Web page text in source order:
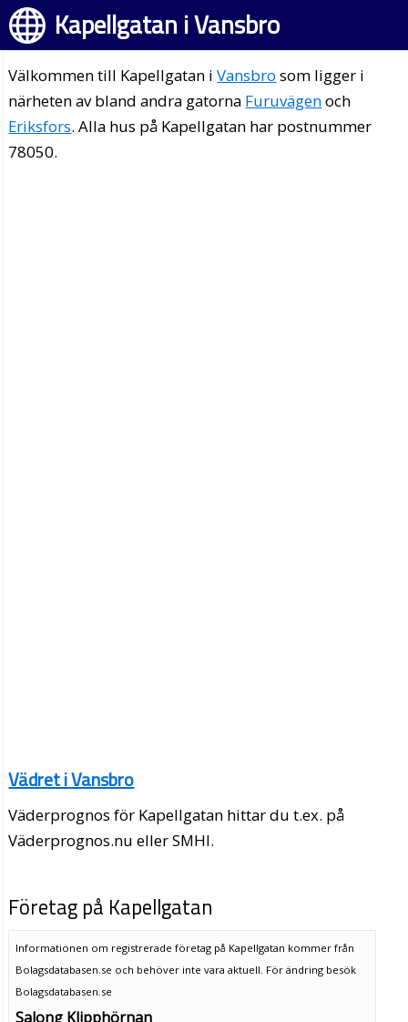
Kapellgatan i Vansbro
Välkommen till Kapellgatan iVansbro som ligger i
närheten av bland andra gatorna Furuvägenoch
Eriksfors. Alla hus på Kapellgatan har postnummer
78050.
Vädret i Vansbro
Väderprognos för Kapellgatan hittar du t.ex. på
Väderprognos.nu eller SMHI.
Företag på Kapellgatan
Informationen om registrerade företag på Kapellgatan kommer från
Bolagsdatabasen.se och behöver inte vara aktuell. För ändring besök
Bolagsdatabasen.se
Salong Klipphörnan